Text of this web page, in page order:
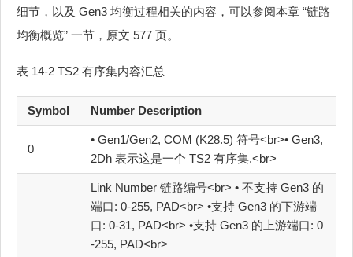
细节，以及 Gen3 均衡过程相关的内容，可以参阅本章 “链路
均衡概览” 一节，原文 577 页。
表 14-2 TS2 有序集内容汇总
Symbol Number Description
0
• Gen1/Gen2, COM (K28.5) 符号<br>• Gen3,
2Dh 表示这是一个 TS2 有序集.<br>
Link Number 链路编号<br> • 不支持 Gen3 的
端口: 0‐255, PAD<br> •支持 Gen3 的下游端
口: 0‐31, PAD<br> •支持 Gen3 的上游端口: 0
‐255, PAD<br>